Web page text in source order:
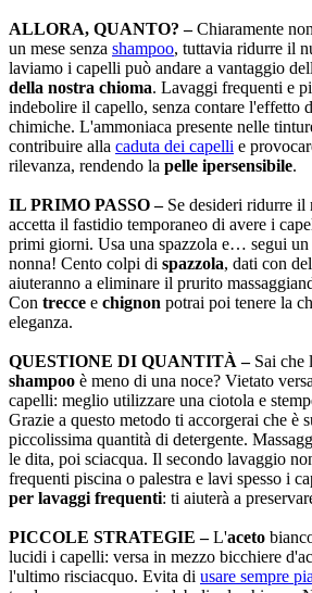
ALLORA, QUANTO? –Chiaramente
un mese senza shampoo, tuttavia ridurre il
laviamo i capelli può andare a vantaggio
della nostra chioma. Lavaggi frequenti e
indebolire il capello, senza contare l'effetto
chimiche. L'ammoniaca presente nelle
contribuire alla caduta dei capelli e
rilevanza, rendendo la pelle ipersensibile.
IL PRIMO PASSO –Se desideri ridurre il
accetta il fastidio temporaneo di avere i
primi giorni. Usa una spazzola e… segui
nonna! Cento colpi di spazzola, dati con
aiuteranno a eliminare il prurito
Con trecce e chignon potrai poi tenere la
eleganza.
QUESTIONE DI QUANTITÀ –Sai che
shampoo è meno di una noce? Vietato
capelli: meglio utilizzare una ciotola e
Grazie a questo metodo ti accorgerai che è
piccolissima quantità di detergente.
le dita, poi sciacqua. Il secondo lavaggio
frequenti piscina o palestra e lavi spesso i
per lavaggi frequenti: ti aiuterà a
PICCOLE STRATEGIE –L'aceto
lucidi i capelli: versa in mezzo bicchiere
l'ultimo risciacquo. Evita di usare sempre